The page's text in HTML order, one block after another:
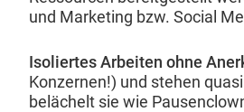
und Mar­ket­ing bzw. Social
Isoliertes Arbeit­en ohne
Konz­er­nen!) und ste­hen
belächelt sie wie